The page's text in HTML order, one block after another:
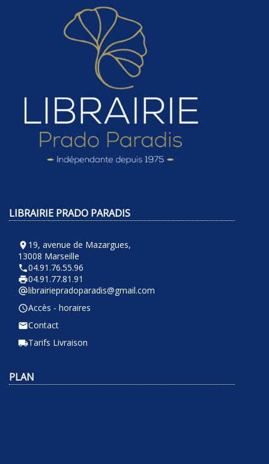
LIBRAIRIE PRADO PARADIS
room 19, avenue de Mazargues,
13008 Marseille
phone04.91.76.55.96
local_printshop04.91.77.81.91
alternate_emaillibrairiepradoparadis@gmail.com
query_builderAccès - horaires
emailContact
local_shippingTarifs Livraison
PLAN